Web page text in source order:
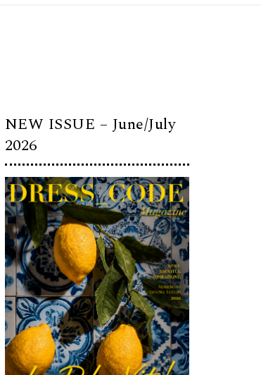
NEW ISSUE – June/July
2026